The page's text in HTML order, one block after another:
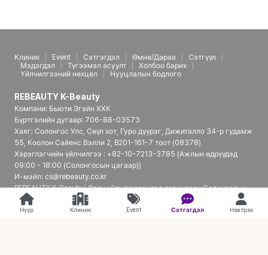
Клиник Event Сэтгэгдэл Өмнө/Дараа
Сэтгүүл
Мэдэгдэл
Түгээмэл асуулт
Холбоо барих
Үйлчилгээний нөхцөл
Нууцлалын бодлого
REBEAUTY K-Beauty
Компани: Бьюти Эгэйн ХХК
Бүртгэлийн дугаар: 706-88-03573
Хаяг: Солонгос Улс, Сөүл хот, Гуро дүүрэг, Дижиталло 34-р гудамж
55, Коолон Сайенс Вэлли 2, B201-161-7 тоот (08378)
Хэрэглэгчийн үйлчилгээ : +82-10-7213-3785 (Ажлын өдрүүдэд
09:00 - 18:00 (Солонгосын цагаар))
И-мэйл: cs@rebeauty.co.kr
REBEAUTY K-Beauty | Япон үйлчлүүлэгчдэд зориулсан Солонгосын
гоо сайхны эмнэлгийн платформ
Нүүр Клиник Event Сэтгэгдэл Нэвтрэх